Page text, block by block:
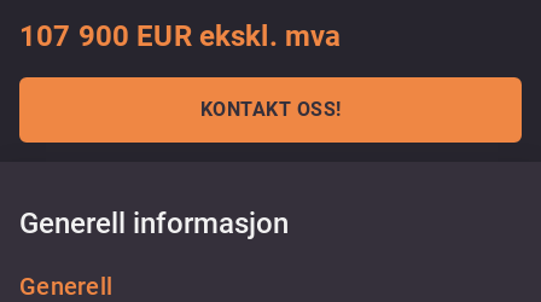
107 900 EUR ekskl. mva
KONTAKT OSS!
Generell informasjon
Generell